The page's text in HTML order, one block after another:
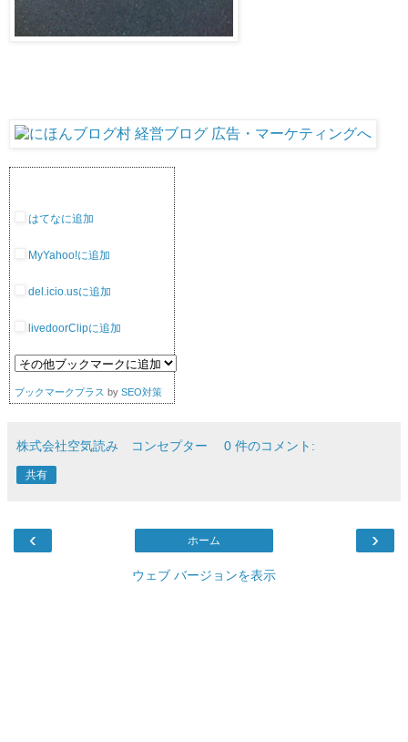
はてなに追加
MyYahoo!に追加
del.icio.usに追加
livedoorClipに追加
ブックマークプラス by SEO対策
株式会社空気読み コンセプター 0 件のコメント:
共有
‹ ›
ホーム
ウェブ バージョンを表示